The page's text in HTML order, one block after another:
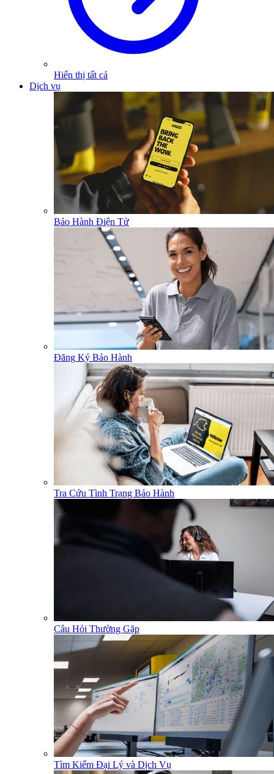
Hiển thị tất cả
Dịch vụ
Bảo Hành Điện Tử
Đăng Ký Bảo Hành
Tra Cứu Tình Trạng Bảo Hành
Câu Hỏi Thường Gặp
Tìm Kiếm Đại Lý và Dịch Vụ